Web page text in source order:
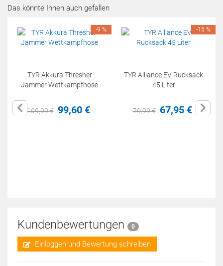
Das könnte Ihnen auch gefallen
TYR Akkura Thresher
Jammer Wettkampfhose
109,99€ 99,60 €
-9 %
TYR Alliance EV Rucksack
45 Liter
79,99€ 67,95 €
-15 %
Kundenbewertungen 0
Einloggen und Bewertung schreiben